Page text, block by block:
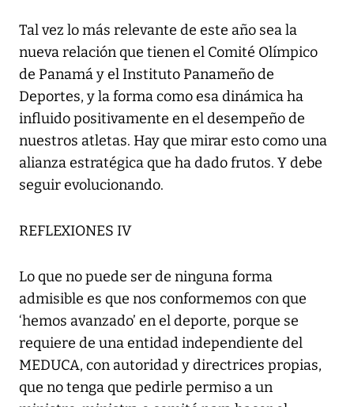
Tal vez lo más relevante de este año sea la
nueva relación que tienen el Comité Olímpico
de Panamá y el Instituto Panameño de
Deportes, y la forma como esa dinámica ha
influido positivamente en el desempeño de
nuestros atletas. Hay que mirar esto como una
alianza estratégica que ha dado frutos. Y debe
seguir evolucionando.
REFLEXIONES IV
Lo que no puede ser de ninguna forma
admisible es que nos conformemos con que
‘hemos avanzado’ en el deporte, porque se
requiere de una entidad independiente del
MEDUCA, con autoridad y directrices propias,
que no tenga que pedirle permiso a un